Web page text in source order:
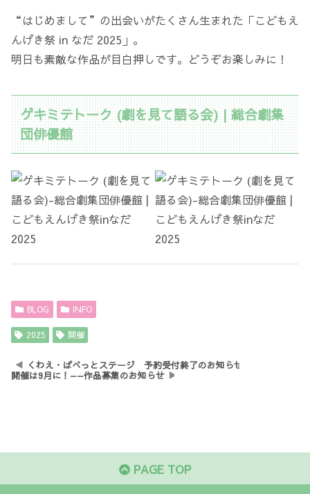
“はじめまして”の出会いがたくさん生まれた「こどもえ
んげき祭 in なだ 2025」。
明日も素敵な作品が目白押しです。どうぞお楽しみに！
ゲキミテトーク (劇を見て語る会) | 総合劇集
団俳優館
BLOG INFO
2025 開催
くわえ・ぱぺっとステージ 予約受付終了のお知らせ
開催は9月に！——作品募集のお知らせ
PAGE TOP